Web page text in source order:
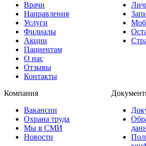
Врачи
Направления
Услуги
Филиалы
Акции
Пациентам
О нас
Отзывы
Контакты
Компания
Вакансии
Охрана труда
Мы в СМИ
Новости